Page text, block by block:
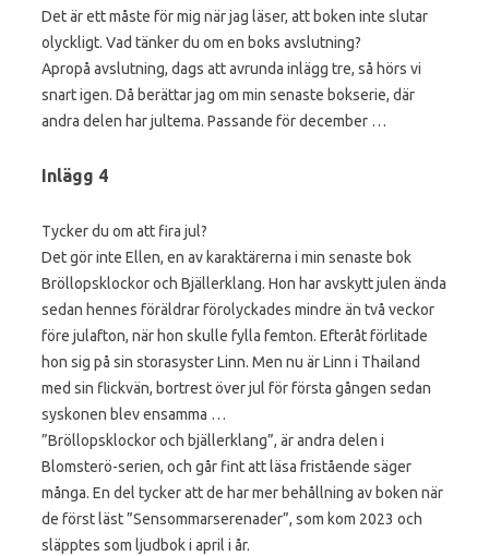
Det är ett måste för mig när jag läser, att boken inte slutar
olyckligt. Vad tänker du om en boks avslutning?
Apropå avslutning, dags att avrunda inlägg tre, så hörs vi
snart igen. Då berättar jag om min senaste bokserie, där
andra delen har jultema. Passande för december …
Inlägg 4
Tycker du om att fira jul?
Det gör inte Ellen, en av karaktärerna i min senaste bok
Bröllopsklockor och Bjällerklang. Hon har avskytt julen ända
sedan hennes föräldrar förolyckades mindre än två veckor
före julafton, när hon skulle fylla femton. Efteråt förlitade
hon sig på sin storasyster Linn. Men nu är Linn i Thailand
med sin flickvän, bortrest över jul för första gången sedan
syskonen blev ensamma …
”Bröllopsklockor och bjällerklang”, är andra delen i
Blomsterö-serien, och går fint att läsa fristående säger
många. En del tycker att de har mer behållning av boken när
de först läst ”Sensommarserenader”, som kom 2023 och
släpptes som ljudbok i april i år.